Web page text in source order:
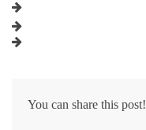
You can share this post!